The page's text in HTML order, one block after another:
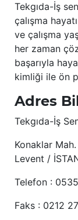
Tekgıda-İş
çalışma
ve çalışma
her zaman
başarıyla
kimliği ile ön
Adres
Tekgıda-İş
Konaklar
Levent /
Telefon :
Faks : 0212